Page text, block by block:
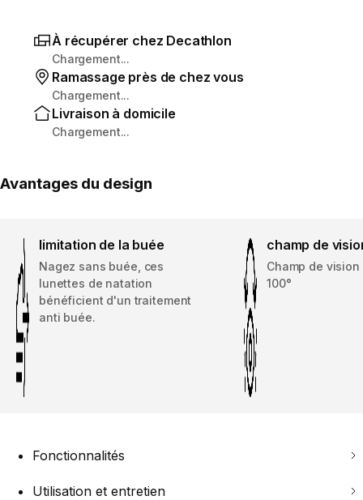
À récupérer chez Decathlon
Chargement...
Ramassage près de chez vous
Chargement...
Livraison à domicile
Chargement...
Avantages du design
limitation de la buée
Nagez sans buée, ces
lunettes de natation
bénéficient d'un traitement
anti buée.
champ de
Champ de
100°
Fonctionnalités
Utilisation et entretien